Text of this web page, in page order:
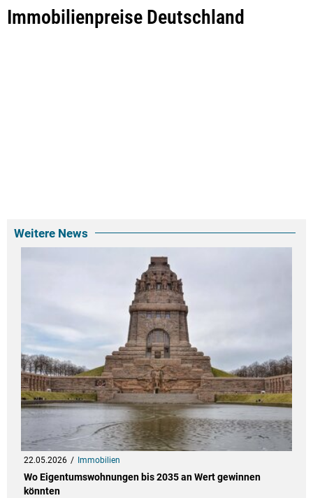
Immobilienpreise Deutschland
Weitere News
22.05.2026 Immobilien
Wo Eigentumswohnungen bis 2035 an Wert gewinnen
könnten